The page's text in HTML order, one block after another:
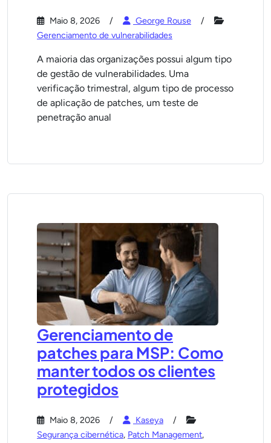
Maio 8, 2026
George Rouse
Gerenciamento de vulnerabilidades
A maioria das organizações possui algum tipo
de gestão de vulnerabilidades. Uma
verificação trimestral, algum tipo de processo
de aplicação de patches, um teste de
penetração anual
Gerenciamento de
patches para MSP: Como
manter todos os clientes
protegidos
Maio 8, 2026
Kaseya
Segurança cibernética, Patch Management,